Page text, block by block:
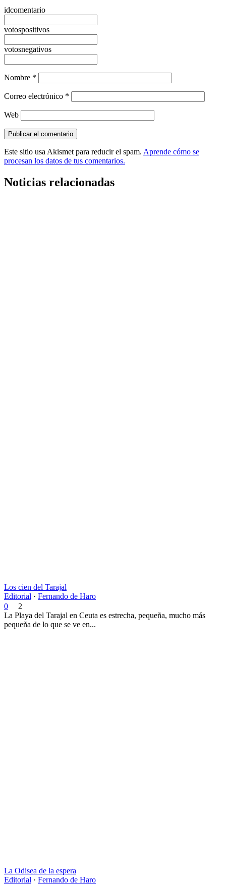
idcomentario
votospositivos
votosnegativos
Nombre *
Correo electrónico *
Web
Este sitio usa Akismet para reducir el spam. Aprende cómo se
procesan los datos de tus comentarios.
Noticias relacionadas
Los cien del Tarajal
Editorial · Fernando de Haro
0
2
La Playa del Tarajal en Ceuta es estrecha, pequeña, mucho más
pequeña de lo que se ve en...
La Odisea de la espera
Editorial · Fernando de Haro